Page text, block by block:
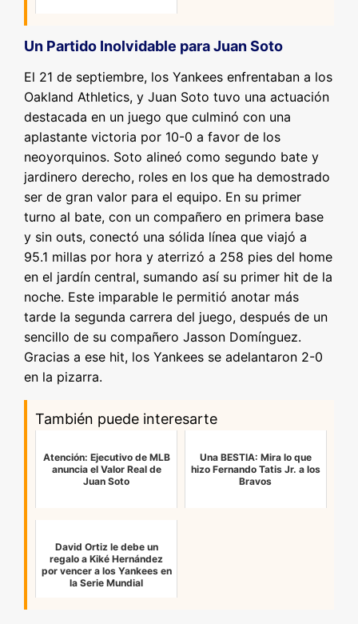
Un Partido Inolvidable para Juan Soto
El 21 de septiembre, los Yankees enfrentaban a los
Oakland Athletics, y Juan Soto tuvo una actuación
destacada en un juego que culminó con una
aplastante victoria por 10-0 a favor de los
neoyorquinos. Soto alineó como segundo bate y
jardinero derecho, roles en los que ha demostrado
ser de gran valor para el equipo. En su primer
turno al bate, con un compañero en primera base
y sin outs, conectó una sólida línea que viajó a
95.1 millas por hora y aterrizó a 258 pies del home
en el jardín central, sumando así su primer hit de la
noche. Este imparable le permitió anotar más
tarde la segunda carrera del juego, después de un
sencillo de su compañero Jasson Domínguez.
Gracias a ese hit, los Yankees se adelantaron 2-0
en la pizarra.
También puede interesarte
Atención: Ejecutivo de MLB
anuncia el Valor Real de
Juan Soto
Una BESTIA: Mira lo que
hizo Fernando Tatis Jr. a los
Bravos
David Ortiz le debe un
regalo a Kiké Hernández
por vencer a los Yankees en
la Serie Mundial